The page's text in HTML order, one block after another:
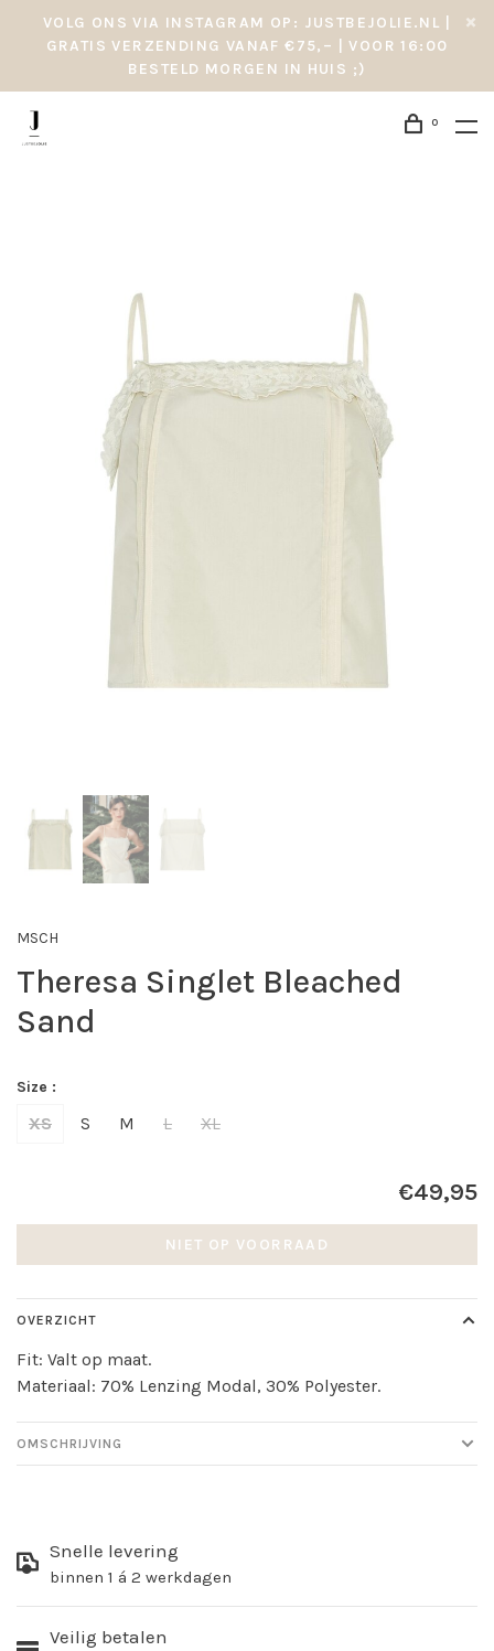
VOLG ONS VIA INSTAGRAM OP: JUSTBEJOLIE.NL |
GRATIS VERZENDING VANAF €75,– | VOOR 16:00
BESTELD MORGEN IN HUIS ;)
0
MSCH
Theresa Singlet Bleached
Sand
Size :
XS S M L XL
€49,95
NIET OP VOORRAAD
OVERZICHT
Fit: Valt op maat.
Materiaal: 70% Lenzing Modal, 30% Polyester.
OMSCHRIJVING
Snelle levering
binnen 1 á 2 werkdagen
Veilig betalen